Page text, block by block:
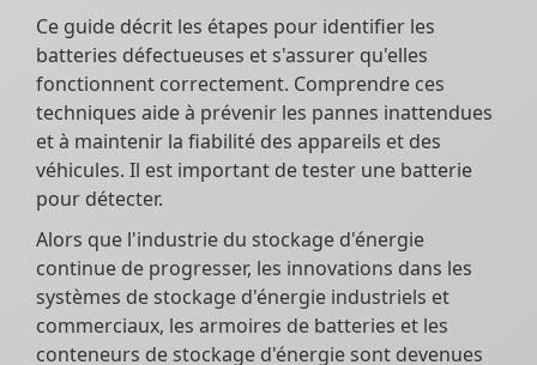
Ce guide décrit les étapes pour identifier les
batteries défectueuses et s'assurer qu'elles
fonctionnent correctement. Comprendre ces
techniques aide à prévenir les pannes inattendues
et à maintenir la fiabilité des appareils et des
véhicules. Il est important de tester une batterie
pour détecter.
Alors que l'industrie du stockage d'énergie
continue de progresser, les innovations dans les
systèmes de stockage d'énergie industriels et
commerciaux, les armoires de batteries et les
conteneurs de stockage d'énergie sont devenues